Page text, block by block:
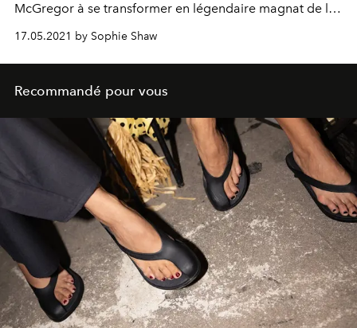
McGregor à se transformer en légendaire magnat de la
mode, avec quelques leçons de couture à la clé.
17.05.2021 by Sophie Shaw
Recommandé pour vous